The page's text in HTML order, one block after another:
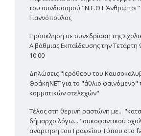
του συνδυασμού "Ν.Ε.Ο.Ι. Άνθρωποι"
Γιαννόπουλος
Πρόσκληση σε συνεδρίαση της
Α'βάθμιας Εκπαίδευσης την Τετάρτη
10:00
Δηλώσεις "Ιερόθεου του
ΘράκηΝΕΤ για το "άθλιο
κομματικών στελεχών"
Τέλος στη θερινή ραστώνη με...
δήμαρχο λόγω... "συκοφαντικού
ανάρτηση του Γραφείου Τύπου στο